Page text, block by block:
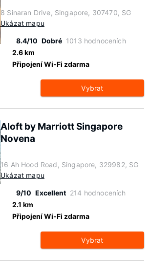
8 Sinaran Drive, Singapore, 307470, SG
Ukázat mapu
8.4/10 Dobré 1013 hodnoceních
2.6 km
Připojení Wi-Fi zdarma
Vybrat
Aloft by Marriott Singapore
Novena
16 Ah Hood Road, Singapore, 329982, SG
Ukázat mapu
9/10 Excellent 214 hodnoceních
2.1 km
Připojení Wi-Fi zdarma
Vybrat